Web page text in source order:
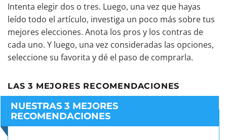
Intenta elegir dos o tres. Luego, una vez que hayas
leído todo el artículo, investiga un poco más sobre tus
mejores elecciones. Anota los pros y los contras de
cada uno. Y luego, una vez consideradas las opciones,
seleccione su favorita y dé el paso de comprarla.
LAS 3 MEJORES RECOMENDACIONES
NUESTRAS 3 MEJORES
RECOMENDACIONES